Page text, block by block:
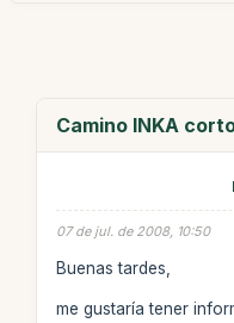
Camino INKA
07 de jul. de 2008, 10:50
Buenas tardes,
me gustaría tener